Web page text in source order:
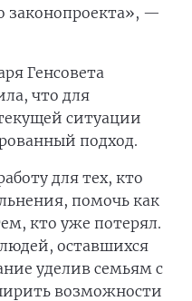
законопроекта», —
Генсовета
что для
ситуации
подход.
для тех, кто
помочь как
кто уже потерял.
оставшихся
уделив семьям с
возможности